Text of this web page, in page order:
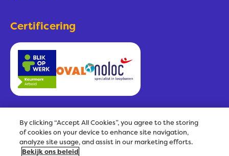
Certificering
Onderdeel van HumanTotalCare
Algemene
By clicking “Accept All Cookies”, you agree to the storing
of cookies on your device to enhance site navigation,
analyze site usage, and assist in our marketing efforts.
Bekijk ons beleid